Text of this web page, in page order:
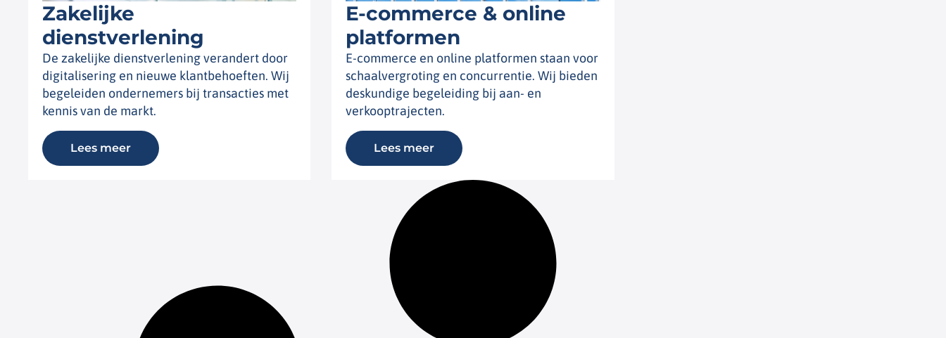
Zakelijke
dienstverlening
De zakelijke dienstverlening verandert door
digitalisering en nieuwe klantbehoeften. Wij
begeleiden ondernemers bij transacties met
kennis van de markt.
Lees meer
E-commerce & online
platformen
E-commerce en online platformen staan voor
schaalvergroting en concurrentie. Wij bieden
deskundige begeleiding bij aan- en
verkooptrajecten.
Lees meer